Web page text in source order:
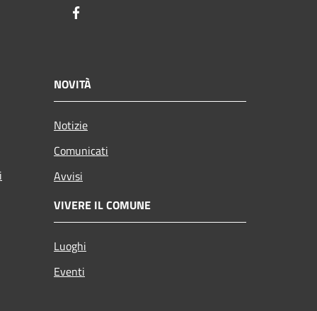
NOVITÀ
Notizie
Comunicati
Avvisi
VIVERE IL COMUNE
Luoghi
Eventi